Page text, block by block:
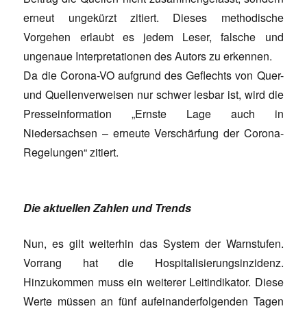
erneut ungekürzt zitiert. Dieses methodische
Vorgehen erlaubt es jedem Leser, falsche und
ungenaue Interpretationen des Autors zu erkennen.
Da die Corona-VO aufgrund des Geflechts von Quer-
und Quellenverweisen nur schwer lesbar ist, wird die
Presseinformation „Ernste Lage auch in
Niedersachsen – erneute Verschärfung der Corona-
Regelungen“ zitiert.
Die aktuellen Zahlen und Trends
Nun, es gilt weiterhin das System der Warnstufen.
Vorrang hat die Hospitalisierungsinzidenz.
Hinzukommen muss ein weiterer Leitindikator. Diese
Werte müssen an fünf aufeinanderfolgenden Tagen